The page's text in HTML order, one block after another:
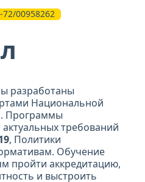
00958262
разработаны
Национальной
Программы
требований
, Политики
Обучение
пройти аккредитацию,
и выстроить